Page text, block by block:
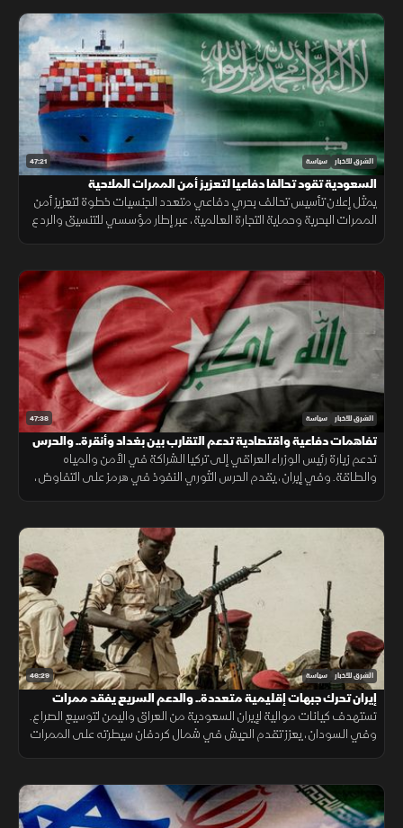
47:21 الشرق للأخبار سياسة
السعودية تقود تحالفا دفاعيا لتعزيز أمن الممرات الملاحية
يمثل إعلان تأسيس تحالف بحري دفاعي متعدد الجنسيات خطوة لتعزيز أمن
الممرات البحرية وحماية التجارة العالمية، عبر إطار مؤسسي للتنسيق والردع
47:38 الشرق للأخبار سياسة
تفاهمات دفاعية واقتصادية تدعم التقارب بين بغداد وأنقرة.. والحرس
الثوري يتمسك بالنفوذ
تدعم زيارة رئيس الوزراء العراقي إلى تركيا الشراكة في الأمن والمياه
والطاقة. وفي إيران، يقدم الحرس الثوري النفوذ في هرمز على التفاوض،
46:29 الشرق للأخبار سياسة
إيران تحرك جبهات إقليمية متعددة.. والدعم السريع يفقد ممرات
استراتيجية
تستهدف كيانات موالية لإيران السعودية من العراق واليمن لتوسيع الصراع.
وفي السودان، يعزز تقدم الجيش في شمال كردفان سيطرته على الممرات